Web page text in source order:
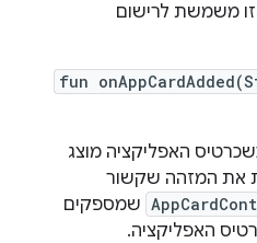
משמשת לרישום
fun
האפליקציה מוצג
את המזהה שקשור
שמספקים
האפליקציה.